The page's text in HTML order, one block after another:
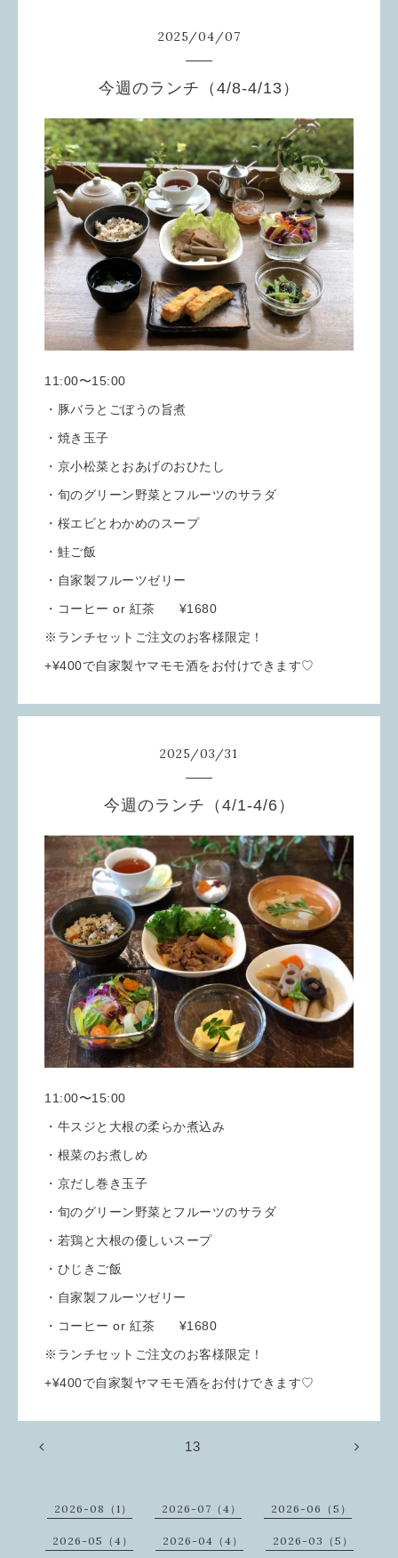
2025/04/07
今週のランチ（4/8-4/13）
11:00〜15:00
・豚バラとごぼうの旨煮
・焼き玉子
・京小松菜とおあげのおひたし
・旬のグリーン野菜とフルーツのサラダ
・桜エビとわかめのスープ
・鮭ご飯
・自家製フルーツゼリー
・コーヒー or 紅茶 ¥1680
※ランチセットご注文のお客様限定！
+¥400で自家製ヤマモモ酒をお付けできます♡
2025/03/31
今週のランチ（4/1-4/6）
11:00〜15:00
・牛スジと大根の柔らか煮込み
・根菜のお煮しめ
・京だし巻き玉子
・旬のグリーン野菜とフルーツのサラダ
・若鶏と大根の優しいスープ
・ひじきご飯
・自家製フルーツゼリー
・コーヒー or 紅茶 ¥1680
※ランチセットご注文のお客様限定！
+¥400で自家製ヤマモモ酒をお付けできます♡
13
2026-08（1） 2026-07（4） 2026-06（5）
2026-05（4） 2026-04（4） 2026-03（5）